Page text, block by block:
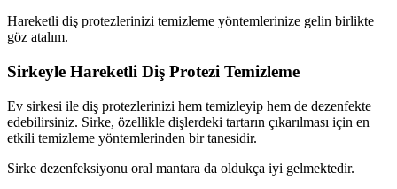
Hareketli diş protezlerinizi temizleme yöntemlerinize gelin birlikte
göz atalım.
Sirkeyle Hareketli Diş Protezi Temizleme
Ev sirkesi ile diş protezlerinizi hem temizleyip hem de dezenfekte
edebilirsiniz. Sirke, özellikle dişlerdeki tartarın çıkarılması için en
etkili temizleme yöntemlerinden bir tanesidir.
Sirke dezenfeksiyonu oral mantara da oldukça iyi gelmektedir.